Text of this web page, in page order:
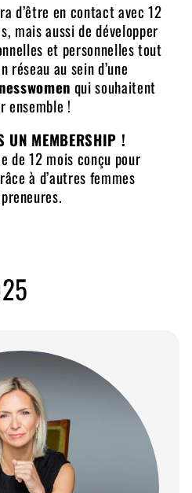
d’être en contact avec 12
mais aussi de développer
et personnelles tout
réseau au sein d’une
qui souhaitent
ensemble !
UN MEMBERSHIP !
de 12 mois conçu pour
à d’autres femmes